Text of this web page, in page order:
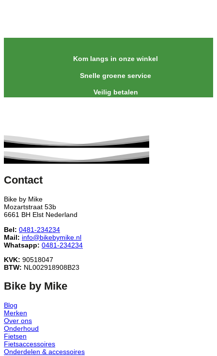
Kom langs in onze winkel
Snelle groene service
Veilig betalen
Contact
Bike by Mike
Mozartstraat 53b
6661 BH Elst Nederland
Bel: 0481-234234
Mail: info@bikebymike.nl
Whatsapp: 0481-234234
KVK: 90518047
BTW: NL002918908B23
Bike by Mike
Blog
Merken
Over ons
Onderhoud
Fietsen
Fietsaccessoires
Onderdelen & accessoires